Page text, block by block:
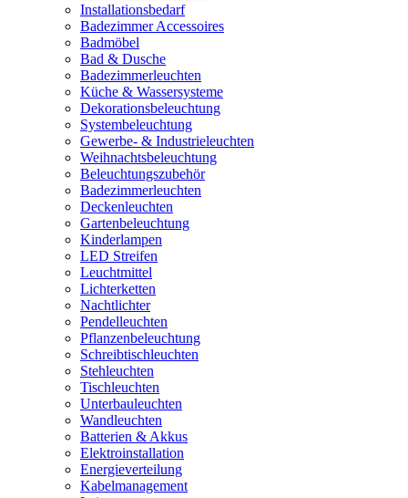
Installationsbedarf
Badezimmer Accessoires
Badmöbel
Bad & Dusche
Badezimmerleuchten
Küche & Wassersysteme
Dekorationsbeleuchtung
Systembeleuchtung
Gewerbe- & Industrieleuchten
Weihnachtsbeleuchtung
Beleuchtungszubehör
Badezimmerleuchten
Deckenleuchten
Gartenbeleuchtung
Kinderlampen
LED Streifen
Leuchtmittel
Lichterketten
Nachtlichter
Pendelleuchten
Pflanzenbeleuchtung
Schreibtischleuchten
Stehleuchten
Tischleuchten
Unterbauleuchten
Wandleuchten
Batterien & Akkus
Elektroinstallation
Energieverteilung
Kabelmanagement